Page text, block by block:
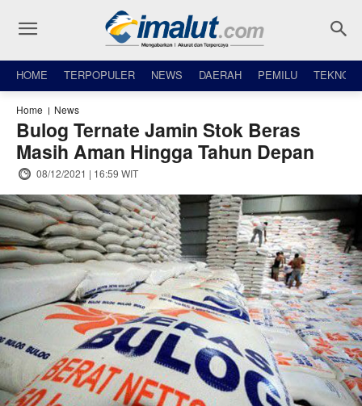
HOME TERPOPULER NEWS DAERAH PEMILU TEKNO
Home News
Bulog Ternate Jamin Stok Beras
Masih Aman Hingga Tahun Depan
08/12/2021 | 16:59 WIT